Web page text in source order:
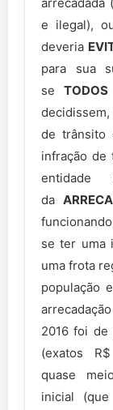
e ilegal),
deveria
para sua
se
de trânsito
infração de
entidade
da
se ter uma
uma frota
população
2016 foi
(exatos R$
quase
inicial